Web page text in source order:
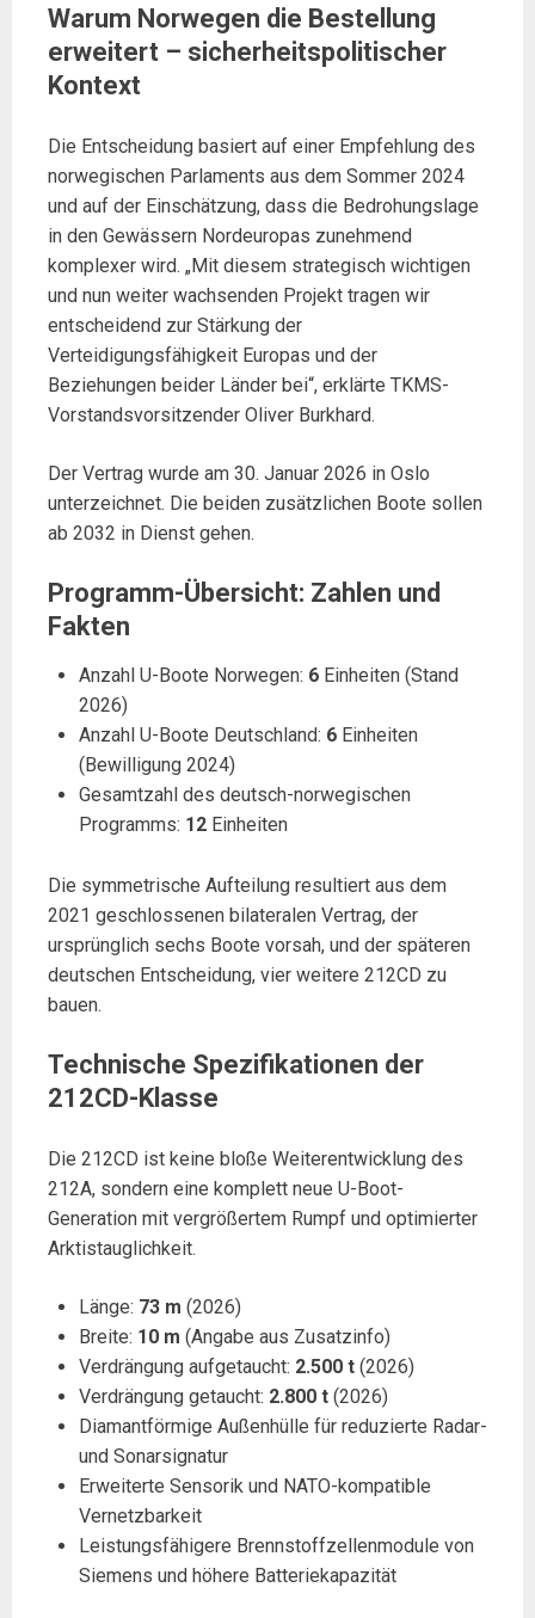
Warum Norwegen die Bestellung
erweitert – sicherheitspolitischer
Kontext
Die Entscheidung basiert auf einer Empfehlung des
norwegischen Parlaments aus dem Sommer 2024
und auf der Einschätzung, dass die Bedrohungslage
in den Gewässern Nordeuropas zunehmend
komplexer wird. „Mit diesem strategisch wichtigen
und nun weiter wachsenden Projekt tragen wir
entscheidend zur Stärkung der
Verteidigungsfähigkeit Europas und der
Beziehungen beider Länder bei“, erklärte TKMS-
Vorstandsvorsitzender Oliver Burkhard.
Der Vertrag wurde am 30. Januar 2026 in Oslo
unterzeichnet. Die beiden zusätzlichen Boote sollen
ab 2032 in Dienst gehen.
Programm-Übersicht: Zahlen und
Fakten
Anzahl U-Boote Norwegen: 6Einheiten (Stand
2026)
Anzahl U-Boote Deutschland: 6Einheiten
(Bewilligung 2024)
Gesamtzahl des deutsch-norwegischen
Programms: 12Einheiten
Die symmetrische Aufteilung resultiert aus dem
2021 geschlossenen bilateralen Vertrag, der
ursprünglich sechs Boote vorsah, und der späteren
deutschen Entscheidung, vier weitere 212CD zu
bauen.
Technische Spezifikationen der
212CD-Klasse
Die 212CD ist keine bloße Weiterentwicklung des
212A, sondern eine komplett neue U-Boot-
Generation mit vergrößertem Rumpf und optimierter
Arktistauglichkeit.
Länge: 73 m (2026)
Breite: 10 m (Angabe aus Zusatzinfo)
Verdrängung aufgetaucht: 2.500 t(2026)
Verdrängung getaucht: 2.800 t(2026)
Diamantförmige Außenhülle für reduzierte Radar-
und Sonarsignatur
Erweiterte Sensorik und NATO-kompatible
Vernetzbarkeit
Leistungsfähigere Brennstoffzellenmodule von
Siemens und höhere Batteriekapazität